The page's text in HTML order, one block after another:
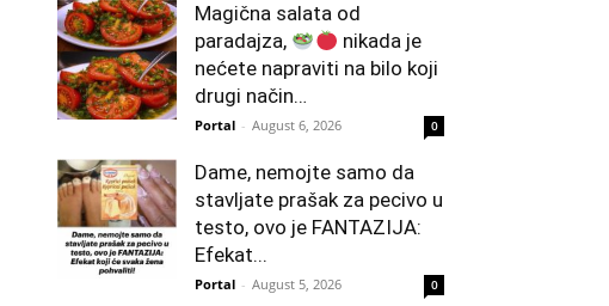
Magična salata od
paradajza,
nikada je
nećete napraviti na bilo koji
drugi način…
Portal - August 6, 2026 0
Dame, nemojte samo da
stavljate prašak za pecivo u
testo, ovo je FANTAZIJA:
Efekat...
Portal - August 5, 2026 0